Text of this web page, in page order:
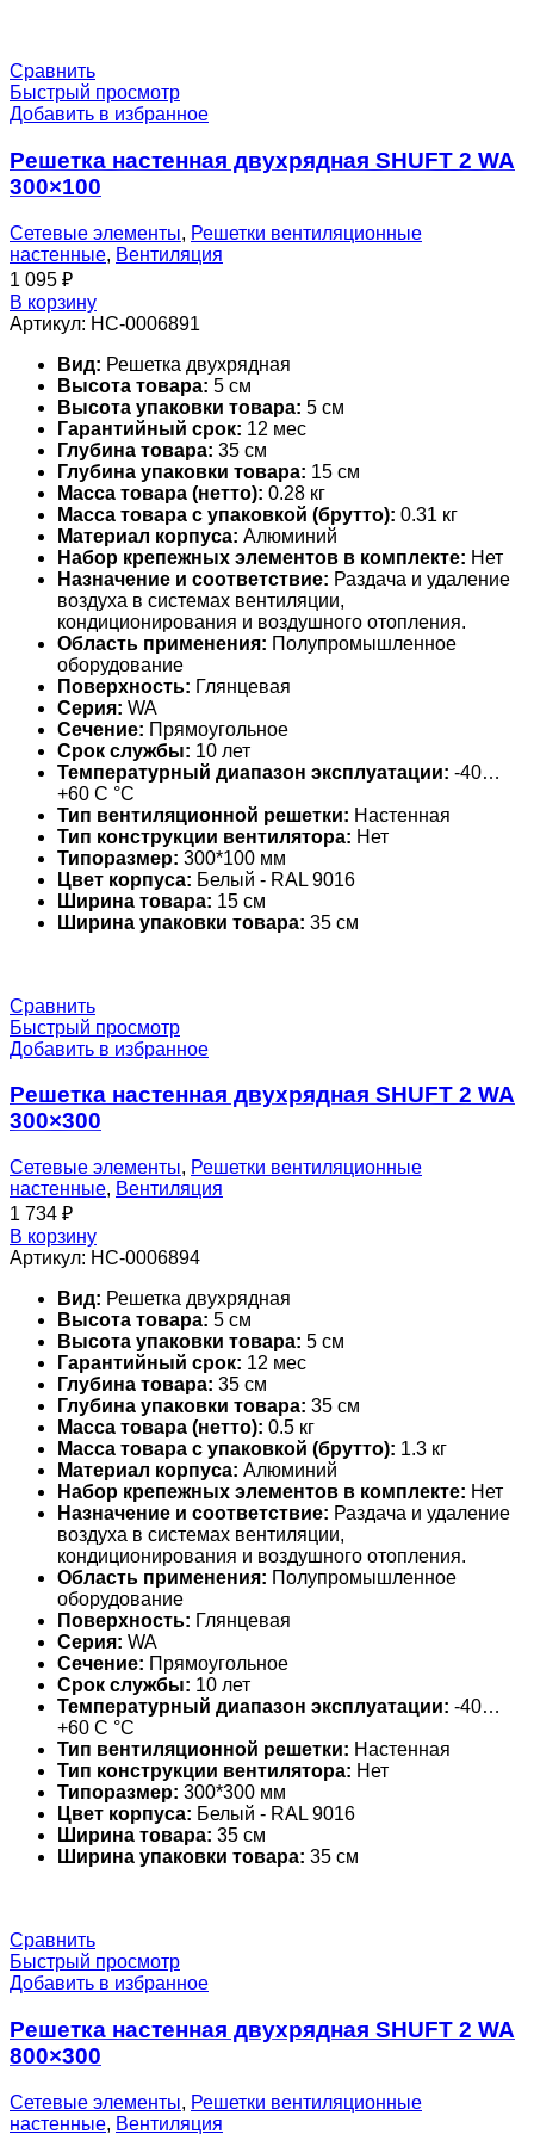
Сравнить
Быстрый просмотр
Добавить в избранное
Решетка настенная двухрядная SHUFT 2 WA
300×100
Сетевые элементы, Решетки вентиляционные
настенные, Вентиляция
1 095 ₽
В корзину
Артикул: НС-0006891
Вид: Решетка двухрядная
Высота товара: 5 см
Высота упаковки товара: 5 см
Гарантийный срок: 12 мес
Глубина товара: 35 см
Глубина упаковки товара: 15 см
Масса товара (нетто): 0.28 кг
Масса товара с упаковкой (брутто): 0.31 кг
Материал корпуса: Алюминий
Набор крепежных элементов в комплекте: Нет
Назначение и соответствие: Раздача и удаление
воздуха в системах вентиляции,
кондиционирования и воздушного отопления.
Область применения: Полупромышленное
оборудование
Поверхность: Глянцевая
Серия: WA
Сечение: Прямоугольное
Срок службы: 10 лет
Температурный диапазон эксплуатации: -40…
+60 С °С
Тип вентиляционной решетки: Настенная
Тип конструкции вентилятора: Нет
Типоразмер: 300*100 мм
Цвет корпуса: Белый - RAL 9016
Ширина товара: 15 см
Ширина упаковки товара: 35 см
Сравнить
Быстрый просмотр
Добавить в избранное
Решетка настенная двухрядная SHUFT 2 WA
300×300
Сетевые элементы, Решетки вентиляционные
настенные, Вентиляция
1 734 ₽
В корзину
Артикул: НС-0006894
Вид: Решетка двухрядная
Высота товара: 5 см
Высота упаковки товара: 5 см
Гарантийный срок: 12 мес
Глубина товара: 35 см
Глубина упаковки товара: 35 см
Масса товара (нетто): 0.5 кг
Масса товара с упаковкой (брутто): 1.3 кг
Материал корпуса: Алюминий
Набор крепежных элементов в комплекте: Нет
Назначение и соответствие: Раздача и удаление
воздуха в системах вентиляции,
кондиционирования и воздушного отопления.
Область применения: Полупромышленное
оборудование
Поверхность: Глянцевая
Серия: WA
Сечение: Прямоугольное
Срок службы: 10 лет
Температурный диапазон эксплуатации: -40…
+60 С °С
Тип вентиляционной решетки: Настенная
Тип конструкции вентилятора: Нет
Типоразмер: 300*300 мм
Цвет корпуса: Белый - RAL 9016
Ширина товара: 35 см
Ширина упаковки товара: 35 см
Сравнить
Быстрый просмотр
Добавить в избранное
Решетка настенная двухрядная SHUFT 2 WA
800×300
Сетевые элементы, Решетки вентиляционные
настенные, Вентиляция